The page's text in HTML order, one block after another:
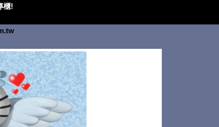
櫃!